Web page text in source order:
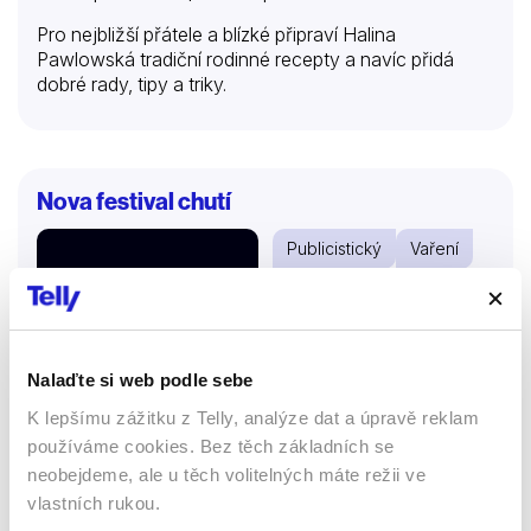
Nalaďte si web podle sebe
K lepšímu zážitku z Telly, analýze dat a úpravě reklam
používáme cookies. Bez těch základních se
neobejdeme, ale u těch volitelných máte režii ve
vlastních rukou.
Pro nejbližší přátele a blízké připraví Halina
Pawlowská tradiční rodinné recepty a navíc přidá
dobré rady, tipy a triky.
Nova festival chutí
Publicistický
Vaření